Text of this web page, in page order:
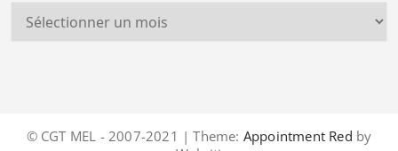
© CGT MEL - 2007-2021 | Theme: Appointment Red by